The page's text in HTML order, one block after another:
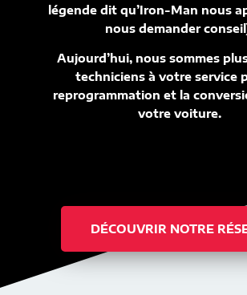
légende dit qu’Iron-Man nous
nous demander
Aujourd’hui, nous sommes
techniciens à votre service
reprogrammation et la
votre voiture.
DÉCOUVRIR NOTRE